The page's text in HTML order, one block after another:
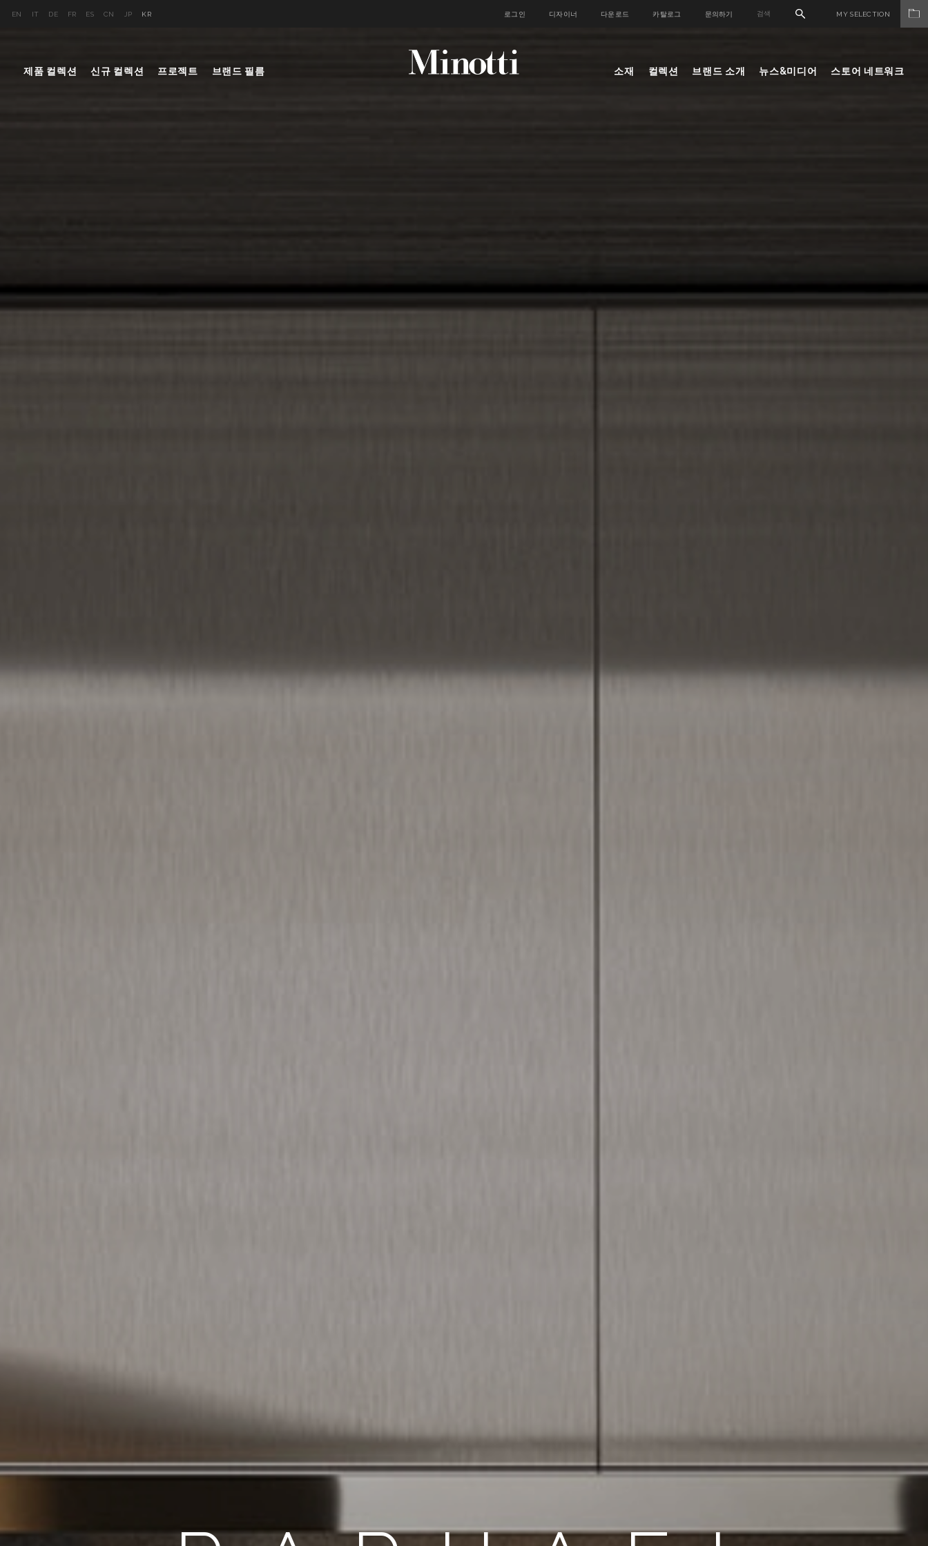
EN IT DE FR ES CN JP KR 로그인 디자이너 다운로드 카탈로그 문의하기 MY SELECTION
제품 컬렉션 신규 컬렉션 프로젝트 브랜드 필름 소재 컬렉션 브랜드 소개 뉴스&미디어 스토어 네트워크